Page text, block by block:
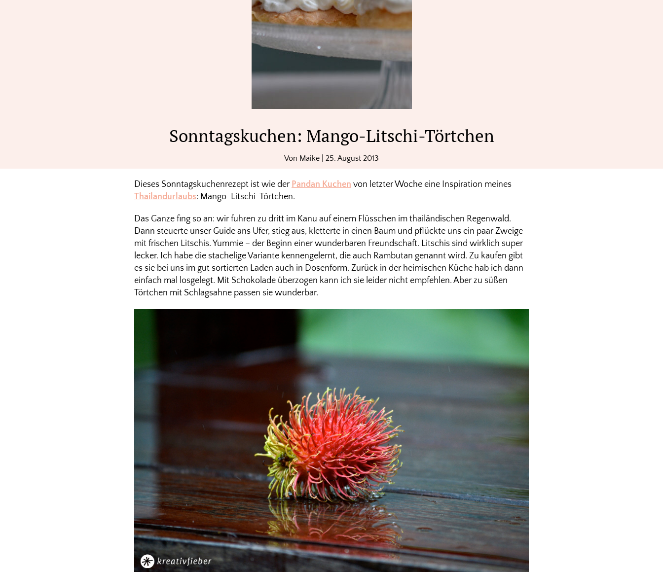
Sonntagskuchen: Mango-Litschi-Törtchen
Von Maike 25. August 2013
Dieses Sonntagskuchenrezept ist wie der Pandan Kuchen von letzter Woche eine Inspiration meines
Thailandurlaubs: Mango-Litschi-Törtchen.
Das Ganze fing so an: wir fuhren zu dritt im Kanu auf einem Flüsschen im thailändischen Regenwald.
Dann steuerte unser Guide ans Ufer, stieg aus, kletterte in einen Baum und pflückte uns ein paar Zweige
mit frischen Litschis. Yummie – der Beginn einer wunderbaren Freundschaft. Litschis sind wirklich super
lecker. Ich habe die stachelige Variante kennengelernt, die auch Rambutan genannt wird. Zu kaufen gibt
es sie bei uns im gut sortierten Laden auch in Dosenform. Zurück in der heimischen Küche hab ich dann
einfach mal losgelegt. Mit Schokolade überzogen kann ich sie leider nicht empfehlen. Aber zu süßen
Törtchen mit Schlagsahne passen sie wunderbar.